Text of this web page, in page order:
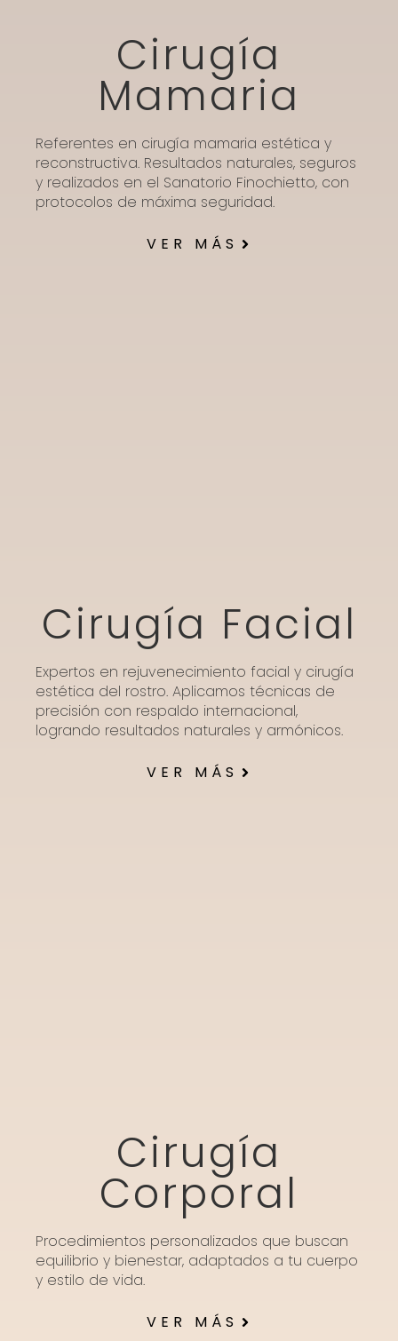
Cirugía
Mamaria
Referentes en cirugía mamaria estética y
reconstructiva. Resultados naturales, seguros
y realizados en el Sanatorio Finochietto, con
protocolos de máxima seguridad.
VER MÁS
Cirugía Facial
Expertos en rejuvenecimiento facial y cirugía
estética del rostro. Aplicamos técnicas de
precisión con respaldo internacional,
logrando resultados naturales y armónicos.
VER MÁS
Cirugía
Corporal
Procedimientos personalizados que buscan
equilibrio y bienestar, adaptados a tu cuerpo
y estilo de vida.
VER MÁS